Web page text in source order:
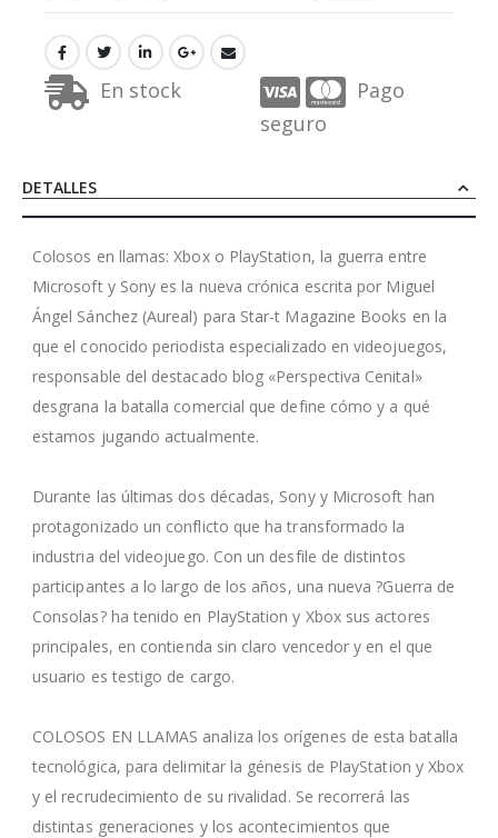
En stock
Pago
seguro
DETALLES
Colosos en llamas: Xbox o PlayStation, la guerra entre
Microsoft y Sony es la nueva crónica escrita por Miguel
Ángel Sánchez (Aureal) para Star-t Magazine Books en la
que el conocido periodista especializado en videojuegos,
responsable del destacado blog «Perspectiva Cenital»
desgrana la batalla comercial que define cómo y a qué
estamos jugando actualmente.
Durante las últimas dos décadas, Sony y Microsoft han
protagonizado un conflicto que ha transformado la
industria del videojuego. Con un desfile de distintos
participantes a lo largo de los años, una nueva ?Guerra de
Consolas? ha tenido en PlayStation y Xbox sus actores
principales, en contienda sin claro vencedor y en el que
usuario es testigo de cargo.
COLOSOS EN LLAMAS analiza los orígenes de esta batalla
tecnológica, para delimitar la génesis de PlayStation y Xbox
y el recrudecimiento de su rivalidad. Se recorrerá las
distintas generaciones y los acontecimientos que